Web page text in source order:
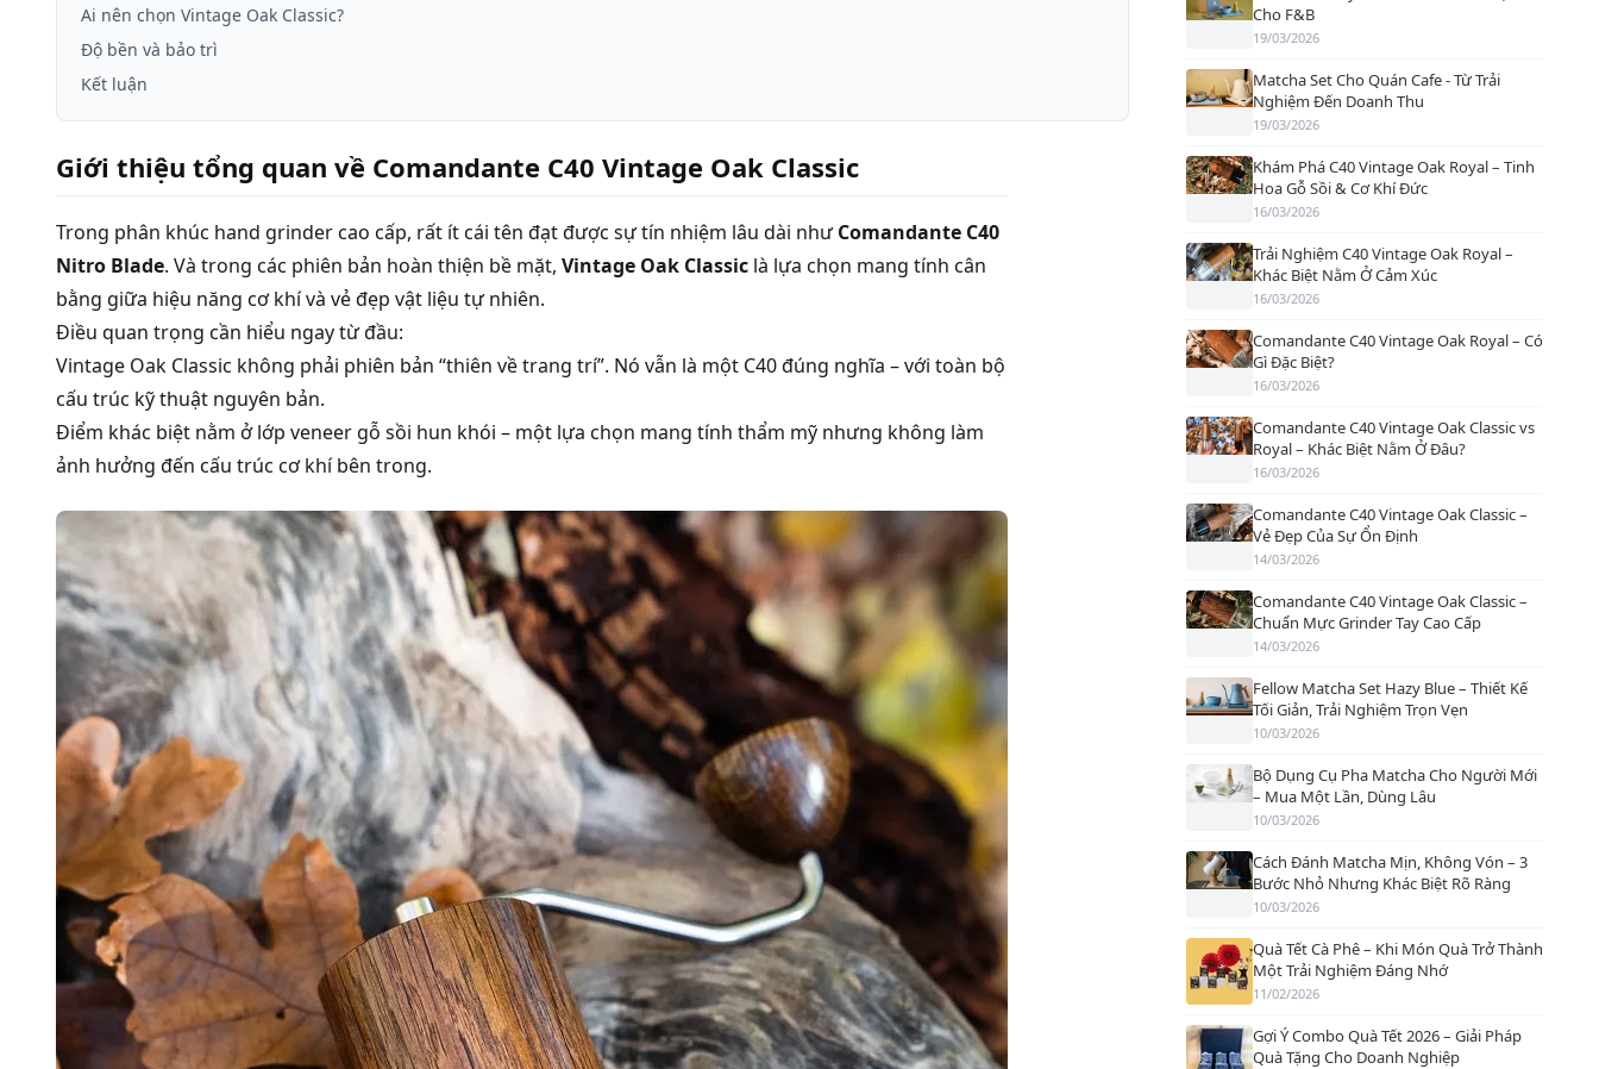
Ai nên chọn Vintage Oak Classic?
Độ bền và bảo trì
Kết luận
Giới thiệu tổng quan về Comandante C40 Vintage Oak Classic
Trong phân khúc hand grinder cao cấp, rất ít cái tên đạt được sự tín nhiệm lâu dài nhưComandante C40
Nitro Blade. Và trong các phiên bản hoàn thiện bề mặt, Vintage Oak Classic là lựa chọn mang tính cân
bằng giữa hiệu năng cơ khí và vẻ đẹp vật liệu tự nhiên.
Điều quan trọng cần hiểu ngay từ đầu:
Vintage Oak Classic không phải phiên bản “thiên về trang trí”. Nó vẫn là một C40 đúng nghĩa – với toàn bộ
cấu trúc kỹ thuật nguyên bản.
Điểm khác biệt nằm ở lớp veneer gỗ sồi hun khói – một lựa chọn mang tính thẩm mỹ nhưng không làm
ảnh hưởng đến cấu trúc cơ khí bên trong.
Cho F&B
19/03/2026
Matcha Set Cho Quán Cafe - Từ Trải
Nghiệm Đến Doanh Thu
19/03/2026
Khám Phá C40 Vintage Oak Royal – Tinh
Hoa Gỗ Sồi & Cơ Khí Đức
16/03/2026
Trải Nghiệm C40 Vintage Oak Royal –
Khác Biệt Nằm Ở Cảm Xúc
16/03/2026
Comandante C40 Vintage Oak Royal – Có
Gì Đặc Biệt?
16/03/2026
Comandante C40 Vintage Oak Classic vs
Royal – Khác Biệt Nằm Ở Đâu?
16/03/2026
Comandante C40 Vintage Oak Classic –
Vẻ Đẹp Của Sự Ổn Định
14/03/2026
Comandante C40 Vintage Oak Classic –
Chuẩn Mực Grinder Tay Cao Cấp
14/03/2026
Fellow Matcha Set Hazy Blue – Thiết Kế
Tối Giản, Trải Nghiệm Trọn Vẹn
10/03/2026
Bộ Dụng Cụ Pha Matcha Cho Người Mới
– Mua Một Lần, Dùng Lâu
10/03/2026
Cách Đánh Matcha Mịn, Không Vón – 3
Bước Nhỏ Nhưng Khác Biệt Rõ Ràng
10/03/2026
Quà Tết Cà Phê – Khi Món Quà Trở Thành
Một Trải Nghiệm Đáng Nhớ
11/02/2026
Gợi Ý Combo Quà Tết 2026 – Giải Pháp
Quà Tặng Cho Doanh Nghiệp